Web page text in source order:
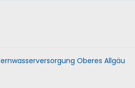
Oberes Allgäu